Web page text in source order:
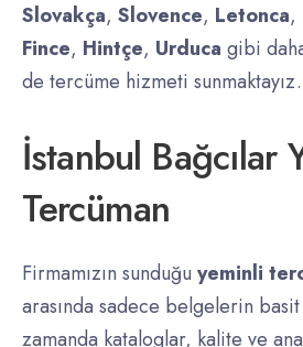
Slovakça, Slovence, Letonca,
Fince, Hintçe, Urduca gibi
de tercüme hizmeti sunmaktayız.
İstanbul Bağcılar
Tercüman
Firmamızın sunduğu yeminli
arasında sadece belgelerin
zamanda kataloglar, kalite ve